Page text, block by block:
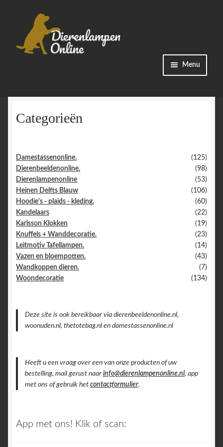
navigatie
inhoud
Menu
Categorieën
Accountgegevens
Contact
Categorieën
Damestassenonline.
(125)
Dierenbeeldenonline.
(98)
Dierenlampenonline
(53)
Heinen Delfts Blauw
(106)
Hoodie's - plaids - kleding.
(60)
Kandelaars
(22)
Karlsson Klokken
(19)
Knuffels + Wanddecoratie.
(23)
Leitmotiv Tafellampen.
(14)
Vazen en bloempotten.
(43)
Wandkoppen dieren.
(7)
Woondecoratie
(134)
Deze site is ook bereikbaar via dierenbeeldenonline.nl,
woonuden.nl, thetotebag.nl en damestassenonline.nl
Heeft u een vraag over een van onze producten of uw
bestelling, mail gerust naar info@dierenlampenonline.nl, app
met ons of gebruik het contactformulier.
App met ons! Klik of scan: